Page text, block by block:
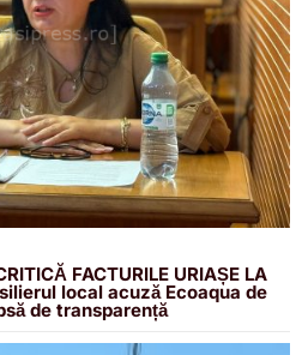
FACTURILE URIAȘE LA
local acuză Ecoaqua de
de transparență